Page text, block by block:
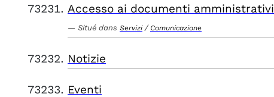
Accesso ai documenti amministrativi
Situé dans Servizi / Comunicazione
Notizie
Eventi